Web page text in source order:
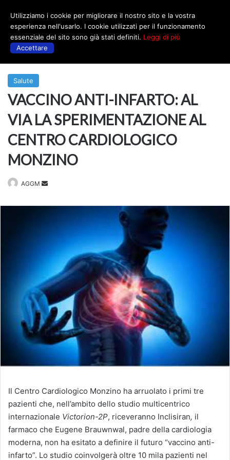
Salute
VACCINO ANTI-INFARTO: AL
VIA LA SPERIMENTAZIONE AL
CENTRO CARDIOLOGICO
MONZINO
AGGM
Invia
Il Centro Cardiologico Monzino ha arruolato i primi tre
pazienti che, nell’ambito dello studio multicentrico
internazionale Victorion-2P, riceveranno Inclisiran, il
farmaco che Eugene Brauwnwal, padre della cardiologia
moderna, non ha esitato a definire il futuro “vaccino anti-
infarto”. Lo studio coinvolgerà oltre 10 mila pazienti nel
Utilizziamo i cookie per migliorare il nostro sito e la vostra
esperienza nell'usarlo. I cookie utilizzati per il funzionamento
essenziale del sito sono già stati definiti. Leggi di più
Accettare